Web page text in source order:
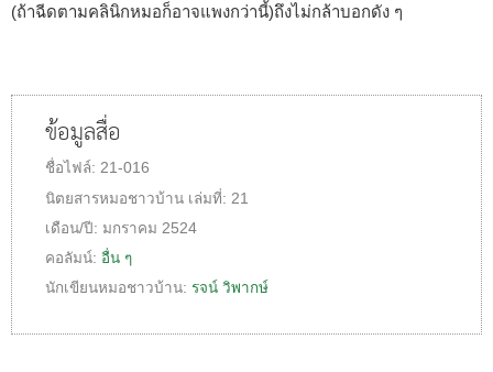
(ถ้าฉีดตามคลินิกหมอก็อาจแพงกว่านี้)ถึงไม่กล้าบอกดัง ๆ
ข้อมูลสื่อ
ชื่อไฟล์: 21-016
นิตยสารหมอชาวบ้าน เล่มที่: 21
เดือน/ปี: มกราคม 2524
คอลัมน์: อื่น ๆ
นักเขียนหมอชาวบ้าน: รจน์ วิพากษ์